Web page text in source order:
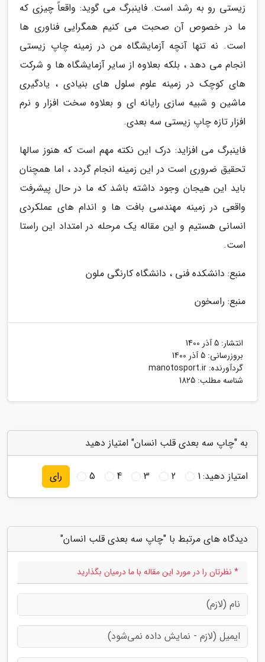
زیستی رو به رشد است. فاینبرگ می گوید: واقعاً چیزی که
ما در خصوص آن صحبت می کنیم همگرایی فناوری ها
است. نه تنها آنچه آزمایشگاه من در زمینه چاپ زیستی
انجام می دهد ، بلکه بعلاوه از سایر آزمایشگاه ها و شرکت
های کوچک در زمینه علوم سلول های بنیادی ، یادگیری
ماشین و شبیه سازی رایانه ای و بعلاوه سخت افزار و نرم
افزار تازه چاپ زیستی سه بعدی.
فاینبرگ می افزاید: درک این نکته مهم است که هنوز سالها
تحقیق ضروری است در این زمینه انجام گردد ، اما همچنان
باید این هیجان وجود داشته باشد که ما در حال پیشرفت
واقعی در زمینه مهندسی بافت ها و اندام های عملکردی
انسانی هستیم و این مقاله یک مرحله در امتداد این راستا
است.
منبع: دانشکده فنی ، دانشگاه کارنگی ملون
منبع: راسخون
انتشار: 5 آذر 1400
بروزرسانی: 5 آذر 1400
گردآورنده: manotosport.ir
شناسه مطلب: 1825
به "چاپ سه بعدی قلب انسان" امتیاز دهید
امتیاز دهید:1
2
3
4
5 رای
دیدگاه های مرتبط با "چاپ سه بعدی قلب انسان"
* نظرتان را در مورد این مقاله با ما درمیان بگذارید